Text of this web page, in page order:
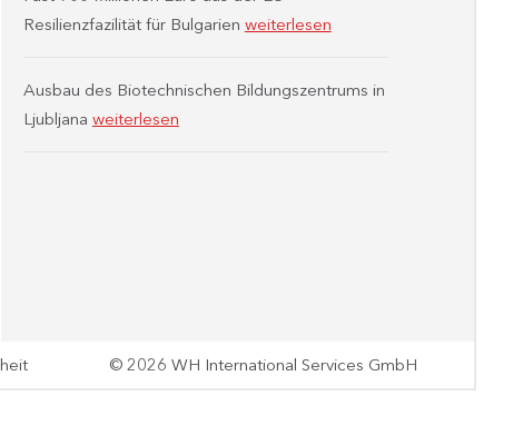
Resilienzfazilität für Bulgarien weiterlesen
Ausbau des Biotechnischen Bildungszentrums in
Ljubljana weiterlesen
© 2026 WH International Services GmbH